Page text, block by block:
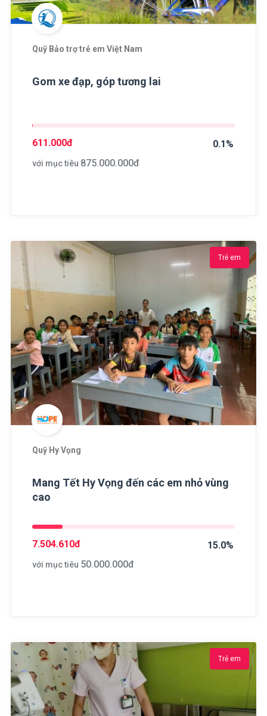
Quỹ Bảo trợ trẻ em Việt Nam
Gom xe đạp, góp tương lai
0.1%
611.000đ
với mục tiêu 875.000.000đ
Trẻ em
Quỹ Hy Vọng
Mang Tết Hy Vọng đến các em nhỏ vùng
cao
15.0%
7.504.610đ
với mục tiêu 50.000.000đ
Trẻ em